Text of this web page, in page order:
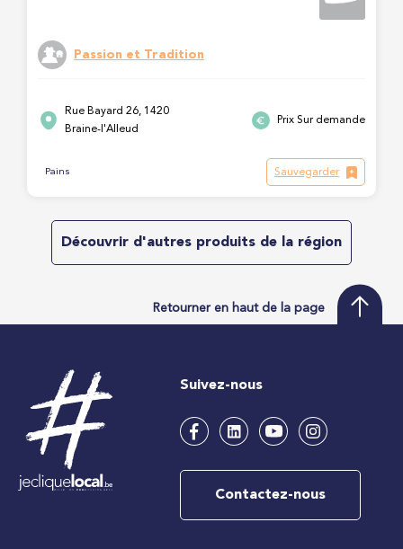
Passion et Tradition
Rue Bayard 26, 1420
Braine-l'Alleud
Prix Sur demande
Pains Sauvegarder
Découvrir d'autres produits de la région
Retourner en haut de la page
Suivez-nous
Contactez-nous